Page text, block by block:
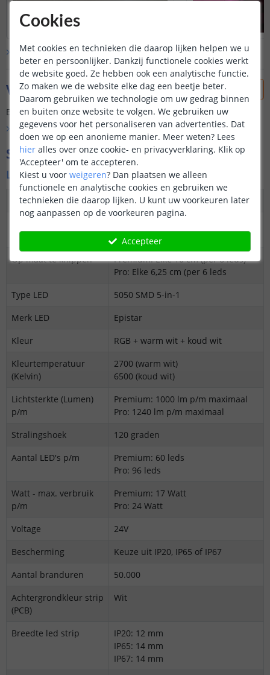
Bekijk alleklantfoto’s
Vraag & antwoord
Er is nog geen vraag gesteld over dit product.
Bekijk alle Vraag & antwoord
Specificaties
Ledstrip
Dimbaar
Ja
gehele lengte
Op maat te knippen
Premium: Elke 10 cm (per 6 leds)
Pro: Elke 6,25 cm (per 6 leds
Type LED
5050 SMD 5-in-1
Merk LED
Epistar
Kleur
RGB + warm wit + koud wit
Kleurtemperatuur
(Kelvin)
2700 (warm wit)
6500 (koud wit)
Lichtsterkte (Lumen)
p/m
Premium: 1000 lm p/m maximaal
Pro: 1240 lm p/m maximaal
Stralingshoek
120 graden
Aantal LED's p/m
Premium: 60 leds
Pro: 96 leds
Watt - max. verbruik
p/m
Premium: 17 Watt
Pro: 24 Watt
Voltage
24V
Bescherming
Keuze uit IP20, IP65 of IP67
Aantal branduren
50.000
Achtergrondkleur strip
(PCB)
Wit
Breedte led strip
IP20: 12 mm
IP65: 14 mm
IP67: 14 mm
Cookies
Met cookies en technieken die daarop lijken helpen we u
beter en persoonlijker. Dankzij functionele cookies werkt
de website goed. Ze hebben ook een analytische functie.
Zo maken we de website elke dag een beetje beter.
Daarom gebruiken we technologie om uw gedrag binnen
en buiten onze website te volgen. We gebruiken uw
gegevens voor het personaliseren van advertenties. Dat
doen we op een anonieme manier. Meer weten? Lees
hier alles over onze cookie- en privacyverklaring. Klik op
'Accepteer' om te accepteren.
Kiest u voor weigeren? Dan plaatsen we alleen
functionele en analytische cookies en gebruiken we
technieken die daarop lijken. U kunt uw voorkeuren later
nog aanpassen op de voorkeuren pagina.
Accepteer